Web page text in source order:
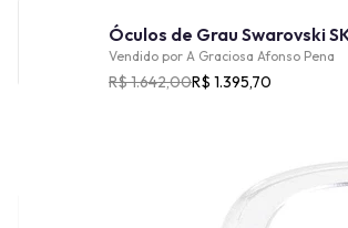
Vendido por A Graciosa Afonso Pena
R$ 1.642,00R$ 1.395,70